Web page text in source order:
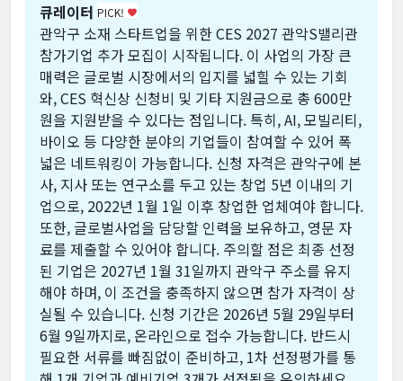
큐레이터 PICK! favorite
관악구 소재 스타트업을 위한 CES 2027 관악S밸리관
참가기업 추가 모집이 시작됩니다. 이 사업의 가장 큰
매력은 글로벌 시장에서의 입지를 넓힐 수 있는 기회
와, CES 혁신상 신청비 및 기타 지원금으로 총 600만
원을 지원받을 수 있다는 점입니다. 특히, AI, 모빌리티,
바이오 등 다양한 분야의 기업들이 참여할 수 있어 폭
넓은 네트워킹이 가능합니다. 신청 자격은 관악구에 본
사, 지사 또는 연구소를 두고 있는 창업 5년 이내의 기
업으로, 2022년 1월 1일 이후 창업한 업체여야 합니다.
또한, 글로벌사업을 담당할 인력을 보유하고, 영문 자
료를 제출할 수 있어야 합니다. 주의할 점은 최종 선정
된 기업은 2027년 1월 31일까지 관악구 주소를 유지
해야 하며, 이 조건을 충족하지 않으면 참가 자격이 상
실될 수 있습니다. 신청 기간은 2026년 5월 29일부터
6월 9일까지로, 온라인으로 접수 가능합니다. 반드시
필요한 서류를 빠짐없이 준비하고, 1차 선정평가를 통